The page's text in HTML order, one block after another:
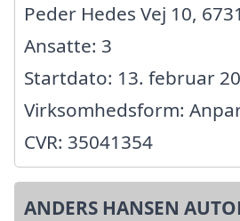
Peder Hedes Vej 10,
Ansatte: 3
Startdato: 13. februar
Virksomhedsform:
CVR: 35041354
ANDERS HANSEN